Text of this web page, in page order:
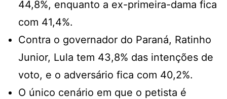
44,8%, enquanto a ex-primeira-dama fica
com 41,4%.
Contra o governador do Paraná, Ratinho
Junior, Lula tem 43,8% das intenções de
voto, e o adversário fica com 40,2%.
O único cenário em que o petista é